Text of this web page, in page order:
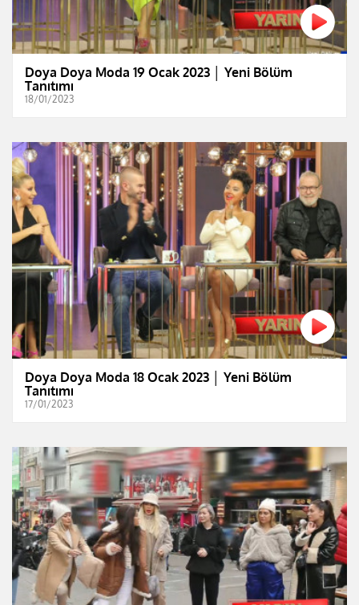
Doya Doya Moda 19 Ocak 2023 │ Yeni Bölüm
Tanıtımı
18/01/2023
Doya Doya Moda 18 Ocak 2023 │ Yeni Bölüm
Tanıtımı
17/01/2023